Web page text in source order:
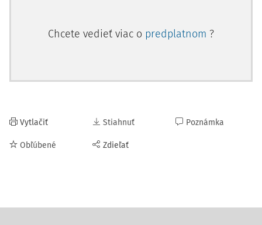
Chcete vedieť viac o predplatnom ?
Vytlačiť
Obľúbené
Stiahnuť
Zdieľať
Poznámka